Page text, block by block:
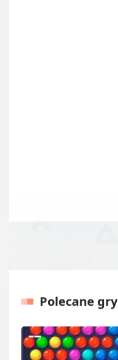
Polecane gry
Poprzednie